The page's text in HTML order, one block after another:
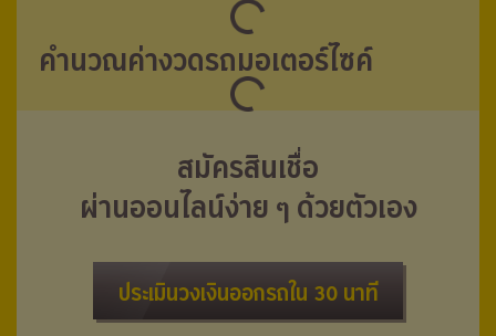
คำนวณค่างวดรถมอเตอร์ไซค์
สมัครสินเชื่อ
ผ่านออนไลน์ง่าย ๆ ด้วยตัวเอง
ประเมินวงเงินออกรถใน 30 นาที